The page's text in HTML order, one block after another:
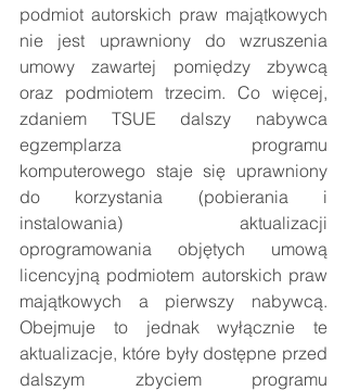
podmiot autorskich praw majątkowych
nie jest uprawniony do wzruszenia
umowy zawartej pomiędzy zbywcą
oraz podmiotem trzecim. Co więcej,
zdaniem TSUE dalszy nabywca
egzemplarza programu
komputerowego staje się uprawniony
do korzystania (pobierania i
instalowania) aktualizacji
oprogramowania objętych umową
licencyjną podmiotem autorskich praw
majątkowych a pierwszy nabywcą.
Obejmuje to jednak wyłącznie te
aktualizacje, które były dostępne przed
dalszym zbyciem programu